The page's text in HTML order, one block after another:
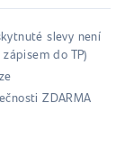
slevy není
do TP)
ZDARMA